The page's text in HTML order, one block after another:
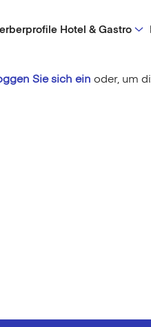
Hotel & Gastro
Sie sich ein oder, um